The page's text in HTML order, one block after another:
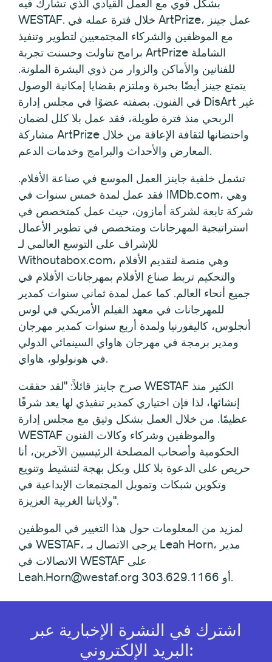
بشكل قوي مع العمل القيادي الذي تشارك فيه
WESTAF. خلال فترة عمله في ArtPrize، عمل جينز
مع الموظفين والشركاء المجتمعيين لتطوير وتنفيذ
برامج تناولت وحسنت تجربة ArtPrize الشاملة
للفنانين والأماكن والزوار من ذوي البشرة الملونة.
يتمتع جينز أيضًا بخبرة وملتزم بقضايا إمكانية الوصول
في الفنون. بصفته عضوًا في مجلس إدارة DisArt غير
الربحي منذ فترة طويلة، فقد عمل بلا كلل لضمان
مشاركة ArtPrize واحتضانها لثقافة الإعاقة من خلال
المعارض والأحداث والبرامج وخدمات الدعم.
تشمل خلفية جاينز العمل الموسع في صناعة الأفلام.
فقد عمل لمدة خمس سنوات في IMDb.com، وهي
شركة تابعة لشركة أمازون، حيث عمل كمتخصص في
استراتيجية المهرجانات ومتخصص في تطوير الأعمال
للإشراف على التوسع العالمي لـ
Withoutabox.com، وهي منصة لتقديم الأفلام
والتحكيم تربط صناع الأفلام بمهرجانات الأفلام في
جميع أنحاء العالم. كما عمل لمدة ثماني سنوات كمدير
للمهرجانات في معهد الفيلم الأمريكي في لوس
أنجلوس، كاليفورنيا ولمدة أربع سنوات كمدير مهرجان
ومدير برمجة في مهرجان هاواي السينمائي الدولي
في هونولولو، هاواي.
صرح جاينز قائلاً: "لقد حققت WESTAF الكثير منذ
إنشائها، لذا فإن اختياري كمدير تنفيذي لها يعد شرفًا
عظيمًا. من خلال العمل بشكل وثيق مع مجلس إدارة
WESTAF والموظفين وشركاء وكالات الفنون
الحكومية وأصحاب المصلحة الرئيسيين الآخرين، أنا
حريص على الدعوة بلا كلل وبكل بهجة لتنشيط وتنويع
وتكوين شبكات وتمويل المجتمعات الإبداعية في
ولاياتنا الغربية العزيزة".
لمزيد من المعلومات حول هذا التغيير في الموظفين
في WESTAF، يرجى الاتصال بـ Leah Horn، مدير
الاتصالات في WESTAF على
Leah.Horn@westaf.org أو 303.629.1166.
اشترك في النشرة الإخبارية عبر
البريد الإلكتروني: